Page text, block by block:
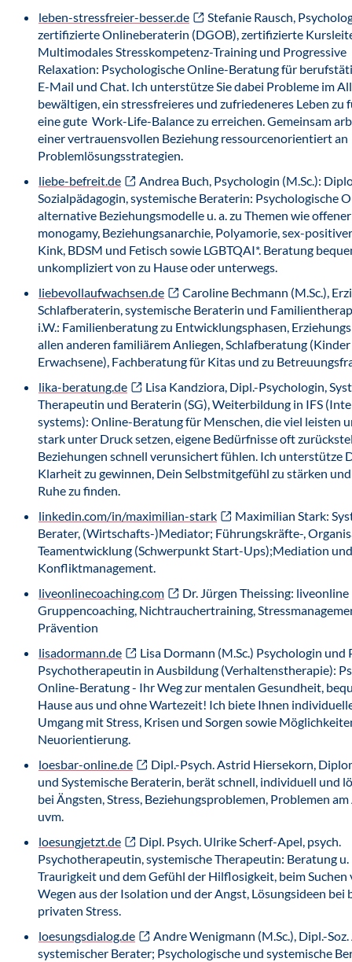
leben-stressfreier-besser.de
Stefanie Rausch,
zertifizierte Onlineberaterin (DGOB), zertifizierte
Multimodales Stresskompetenz-Training und Progressive
Relaxation: Psychologische Online-Beratung für
E-Mail und Chat. Ich unterstütze Sie dabei Probleme im
bewältigen, ein stressfreieres und zufriedeneres Leben zu
eine gute Work-Life-Balance zu erreichen. Gemeinsam
einer vertrauensvollen Beziehung ressourcenorientiert an
Problemlösungsstrategien.
liebe-befreit.de
Andrea Buch, Psychologin (M.Sc.):
Sozialpädagogin, systemische Beraterin: Psychologische
alternative Beziehungsmodelle u. a. zu Themen wie
monogamy, Beziehungsanarchie, Polyamorie, sex-
Kink, BDSM und Fetisch sowie LGBTQAI*. Beratung
unkompliziert von zu Hause oder unterwegs.
liebevollaufwachsen.de
Caroline Bechmann (M.Sc.),
Schlafberaterin, systemische Beraterin und
i.W.: Familienberatung zu Entwicklungsphasen,
allen anderen familiärem Anliegen, Schlafberatung
Erwachsene), Fachberatung für Kitas und zu
lika-beratung.de
Lisa Kandziora, Dipl.-Psychologin,
Therapeutin und Beraterin (SG), Weiterbildung in IFS
systems): Online-Beratung für Menschen, die viel leisten
stark unter Druck setzen, eigene Bedürfnisse oft
Beziehungen schnell verunsichert fühlen. Ich unterstütze
Klarheit zu gewinnen, Dein Selbstmitgefühl zu stärken
Ruhe zu finden.
linkedin.com/in/maximilian-stark
Maximilian Stark:
Berater, (Wirtschafts-)Mediator; Führungskräfte-,
Teamentwicklung (Schwerpunkt Start-Ups);Mediation und
Konfliktmanagement.
liveonlinecoaching.com
Dr. Jürgen Theissing:
Gruppencoaching, Nichtrauchertraining,
Prävention
lisadormann.de
Lisa Dormann (M.Sc.) Psychologin und
Psychotherapeutin in Ausbildung (Verhaltenstherapie):
Online-Beratung - Ihr Weg zur mentalen Gesundheit,
Hause aus und ohne Wartezeit! Ich biete Ihnen
Umgang mit Stress, Krisen und Sorgen sowie
Neuorientierung.
loesbar-online.de
Dipl.-Psych. Astrid Hiersekorn,
und Systemische Beraterin, berät schnell, individuell und
bei Ängsten, Stress, Beziehungsproblemen, Problemen
uvm.
loesungjetzt.de
Dipl. Psych. Ulrike Scherf-Apel, psych.
Psychotherapeutin, systemische Therapeutin: Beratung
Traurigkeit und dem Gefühl der Hilflosigkeit, beim Suchen
Wegen aus der Isolation und der Angst, Lösungsideen bei
privaten Stress.
loesungsdialog.de
Andre Wenigmann (M.Sc.), Dipl.-Soz.
systemischer Berater; Psychologische und systemische